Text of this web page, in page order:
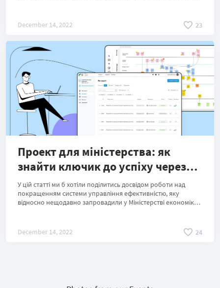
ти тисяч кольорів (точніше 16 777 216 колірних кодів HEX), а
тобі потрібно проілюструвати дуже абстрактні речі?
December 14, 2022 23
Проект для міністерства: як
знайти ключик до успіху через
комунікацію
У цій статті ми б хотіли поділитись досвідом роботи над
покращенням системи управління ефективністю, яку
відносно нещодавно запровадили у Міністерстві економіки
December 14, 2022
24